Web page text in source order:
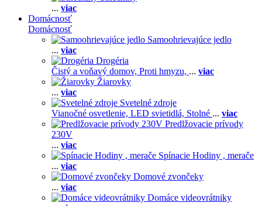
... viac
Domácnosť
Domácnosť
Samoohrievajúce jedlo
... viac
Drogéria
Čistý a voňavý domov, Proti hmyzu, ... viac
Žiarovky
... viac
Svetelné zdroje
Vianočné osvetlenie, LED svietidlá, Stolné ... viac
Predlžovacie prívody
230V
... viac
Spínacie Hodiny , merače
... viac
Domové zvončeky
... viac
Domáce videovrátniky